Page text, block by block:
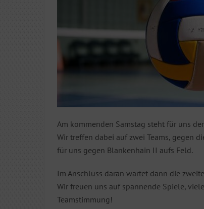
Am kommenden Samstag steht für uns
Wir treffen dabei auf zwei Teams, gegen
für uns gegen Blankenhain II aufs Feld.
Im Anschluss daran wartet dann die
Wir freuen uns auf spannende Spiele,
Teamstimmung!